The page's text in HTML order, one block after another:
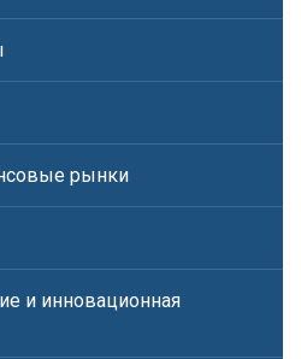
рынки
и инновационная